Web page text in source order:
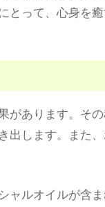
って、心身を
あります。そ
します。また
ルオイルが含